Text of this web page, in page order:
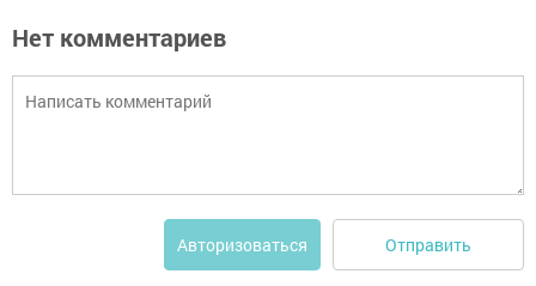
Нет комментариев
Авторизоваться Отправить